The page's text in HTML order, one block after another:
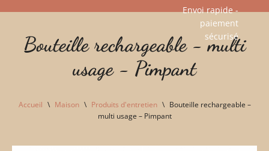
Envoi rapide -
paiement
sécurisé​
Bouteille rechargeable - multi
usage - Pimpant
Accueil \ Maison \ Produits d'entretien \ Bouteille rechargeable –
multi usage – Pimpant